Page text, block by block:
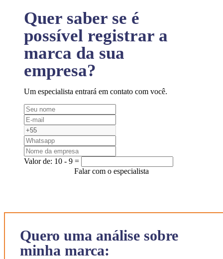
Quero uma análise sobre
minha marca:
Quer saber se é
possível registrar a
marca da sua
empresa?
Um especialista entrará em contato com você.
Valor de: 10 - 9 =
Falar com o especialista